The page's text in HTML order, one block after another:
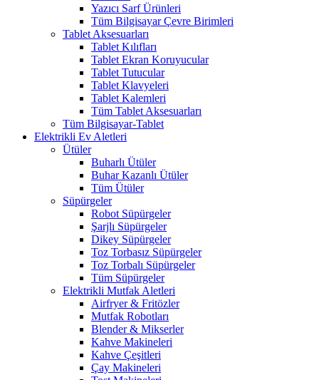
Yazıcı Sarf Ürünleri
Tüm Bilgisayar Çevre Birimleri
Tablet Aksesuarları
Tablet Kılıfları
Tablet Ekran Koruyucular
Tablet Tutucular
Tablet Klavyeleri
Tablet Kalemleri
Tüm Tablet Aksesuarları
Tüm Bilgisayar-Tablet
Elektrikli Ev Aletleri
Ütüler
Buharlı Ütüler
Buhar Kazanlı Ütüler
Tüm Ütüler
Süpürgeler
Robot Süpürgeler
Şarjlı Süpürgeler
Dikey Süpürgeler
Toz Torbasız Süpürgeler
Toz Torbalı Süpürgeler
Tüm Süpürgeler
Elektrikli Mutfak Aletleri
Airfryer & Fritözler
Mutfak Robotları
Blender & Mikserler
Kahve Makineleri
Kahve Çeşitleri
Çay Makineleri